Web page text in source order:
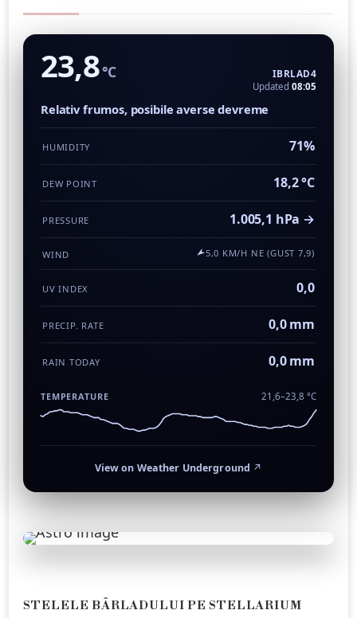
23,8°C IBRLAD4
Updated 08:05
Relativ frumos, posibile averse devreme
HUMIDITY 71%
DEW POINT 18,2 °C
PRESSURE 1.005,1 hPa →
WIND 5,0 KM/H NE (GUST 7,9)
UV INDEX 0,0
PRECIP. RATE 0,0 mm
RAIN TODAY 0,0 mm
TEMPERATURE 21,6–23,8 °C
View on Weather Underground ↗
STELELE BÂRLADULUI PE STELLARIUM